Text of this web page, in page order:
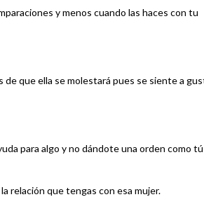
y menos cuando las haces con tu
que ella se molestará pues se siente a
para algo y no dándote una orden como tú
relación que tengas con esa mujer.